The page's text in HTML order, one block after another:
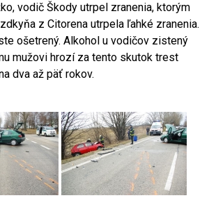
vodič Škody utrpel zranenia, ktorým
z Citorena utrpela ľahké zranenia.
ošetrený. Alkohol u vodičov zistený
mužovi hrozí za tento skutok trest
dva až päť rokov.